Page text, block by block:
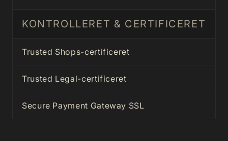
KONTROLLERET & CERTIFICERET
Trusted Shops-certificeret
Trusted Legal-certificeret
Secure Payment Gateway SSL